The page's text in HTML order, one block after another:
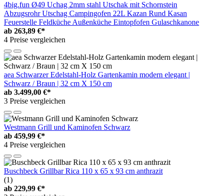
4big.fun Ø49 Uchag 2mm stahl Utschak mit Schornstein
Abzugsrohr Utschag Campingofen 22L Kazan Rund Kasan
Feuerstelle Feldküche Außenküche Eintopfofen Gulaschkanone
ab 263,89 €*
4 Preise vergleichen
aea Schwarzer Edelstahl-Holz Gartenkamin modern elegant |
Schwarz / Braun | 32 cm X 150 cm
ab 3.499,00 €*
3 Preise vergleichen
Westmann Grill und Kaminofen Schwarz
ab 459,99 €*
4 Preise vergleichen
Buschbeck Grillbar Rica 110 x 65 x 93 cm anthrazit
(1)
ab 229,99 €*